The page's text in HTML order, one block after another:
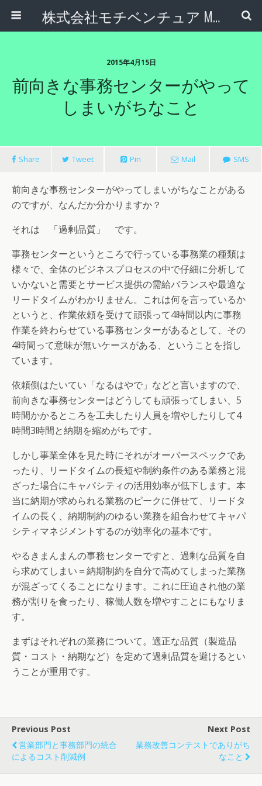
株式会社モチベンチュア Motiventure Inc.
2015年4月15日
前向きな事務センターがやって
しまいがちなこと
Share Tweet Pin Mail SMS
前向きな事務センターがやってしまいがちなことがある
のですが、なんだか分かりますか？
それは 「過剰品質」 です。
事務センターというところで行っている事務業の種類は
様々で、全体のビジネスプロセスの中で仔細に分析して
いかないと需要とサービス提供の需給バランスや最適な
リードタイムがわかりません。これは何を言っているか
というと、作業依頼を受けて頑張って4時間以内に事務
作業を終わらせている事務センターがあるとして、その
4時間って意味が無いケースがある、ということを指し
ています。
依頼側はたいてい「なるはやで」などと言いますので、
前向きな事務センターはどうしても頑張ってしまい、5
時間かかるところを工夫したり人員を増やしたりして4
時間3時間と納期を縮めがちです。
しかし事業全体を見た時にそれがオーバースペックであ
ったり、リードタイムの長短や制約条件のある業務と混
ざった場合にキャパシティの活用効率が低下します。本
当に納期が求められる業務のピークに併せて、リードタ
イムの長く、納期制約のゆるい業務を組合わせてキャパ
シティマネジメントするのが効率化の基本です。
やるきまんまんの事務センターですと、過剰な品質を自
ら求めてしまい＝納期制約を自分で高めてしまった業務
が混ざってくることになります。これに圧迫され他の業
務が割りを食ったり、稼働人数を増やすことにもなりま
す。
まずはそれぞれの業務について。適正な品質（製造品
質・コスト・納期など）を定めて過剰品質を避けるとい
うことが重用です。
Previous Post
営業部門と事務部門の統合
によるコスト削減例
Next Post
業務改善コンテストでありがち
なこと